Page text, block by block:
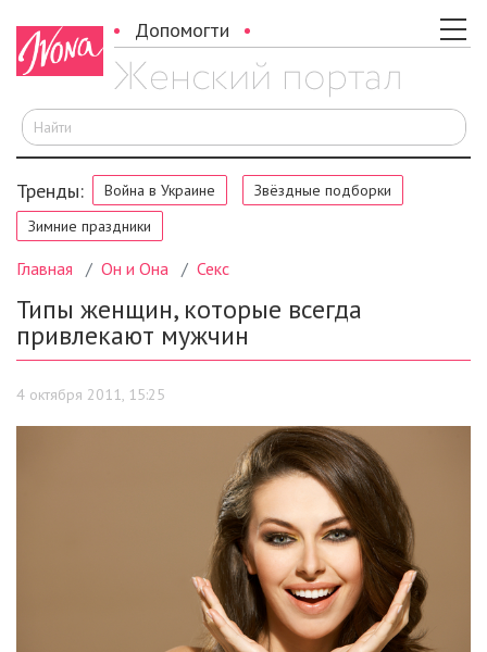
Допомогти
Тренды: Война в Украине
Звёздные подборки
Зимние праздники
Главная Он и Она Секс
Типы женщин, которые всегда
привлекают мужчин
4 октября 2011, 15:25